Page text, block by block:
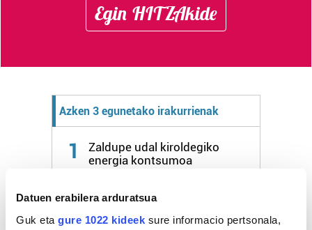
Datuen erabilera arduratsua
Guk eta gure 1022 kideek sure informacio pertsonala,
Egin HITZAkide
Azken 3 egunetako irakurrienak
1
Zaldupe udal kiroldegiko
energia kontsumoa